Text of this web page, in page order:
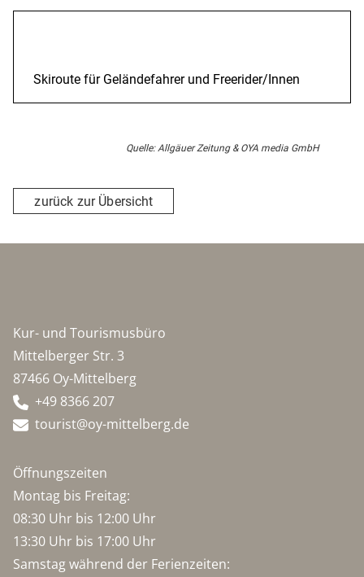
Skiroute für Geländefahrer und Freerider/Innen
Quelle: Allgäuer Zeitung & OYA media GmbH
zurück zur Übersicht
Kur- und Tourismusbüro
Mittelberger Str. 3
87466 Oy-Mittelberg
+49 8366 207
tourist@oy-mittelberg.de
Öffnungszeiten
Montag bis Freitag:
08:30 Uhr bis 12:00 Uhr
13:30 Uhr bis 17:00 Uhr
Samstag während der Ferienzeiten: